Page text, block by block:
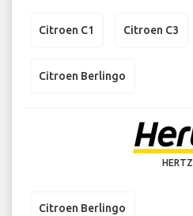
Citroen C1 Citroen C3
Citroen Berlingo
HERTZ
Citroen Berlingo